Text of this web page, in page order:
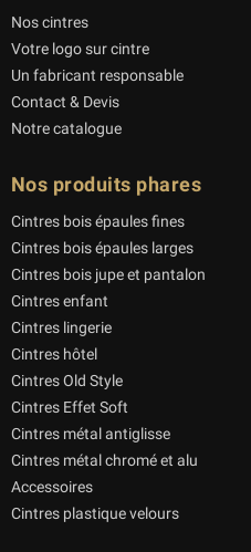
Nos cintres
Votre logo sur cintre
Un fabricant responsable
Contact & Devis
Notre catalogue
Nos produits phares
Cintres bois épaules fines
Cintres bois épaules larges
Cintres bois jupe et pantalon
Cintres enfant
Cintres lingerie
Cintres hôtel
Cintres Old Style
Cintres Effet Soft
Cintres métal antiglisse
Cintres métal chromé et alu
Accessoires
Cintres plastique velours